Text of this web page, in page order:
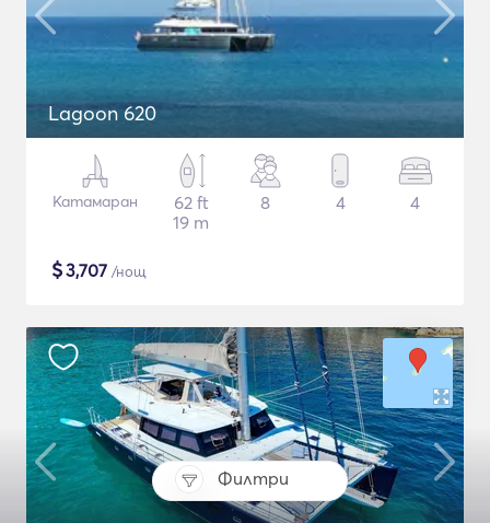
Филтри
Lagoon 620
Катамаран
62 ft
19 m
8 4 4
$3,707 /нощ